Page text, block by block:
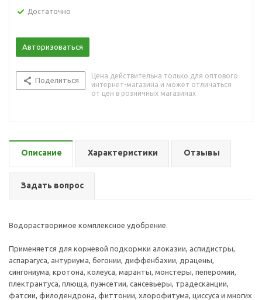
Достаточно
Авторизоваться
Поделиться
Цена действительна только для оптового
интернет-магазина и может отличаться
от цен в розничных магазинах
Описание Характеристики Отзывы
Задать вопрос
Водорастворимое комплексное удобрение.
Применяется для корневой подкормки алоказии, аспидистры,
аспарагуса, антуриума, бегонии, диффенбахии, драцены,
сингониума, кротона, колеуса, маранты, монстеры, пеперомии,
плектрантуса, плюща, пуэнсетии, сансевьеры, традесканции,
фатсии, филодендрона, фиттонии, хлорофитума, циссуса и многих